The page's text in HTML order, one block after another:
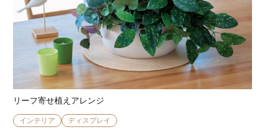
リーフ寄せ植えアレンジ
インテリア ディスプレイ